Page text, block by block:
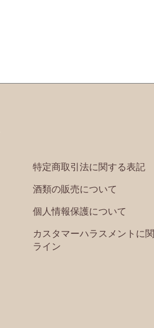
特定商取引法に関する表記
酒類の販売について
個人情報保護について
カスタマーハラスメントに
ライン